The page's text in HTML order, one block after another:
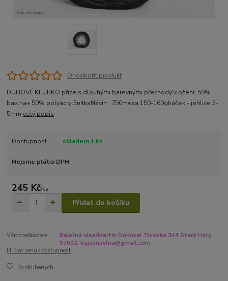
Ohodnotit produkt
DUHOVÉ KLUBKO příze s dlouhými barevnými přechodySložení: 50%
bavlna+ 50% polyacryl3nitkaNávin : 750m/cca 150-160gháček - jehlice 3-
5mm celý popis
Dostupnost skladem 1 ks
Nejsme plátci DPH
245 Kč/ks
Přidat do košíku
Výrobce/dovozce:
Báječná vlna/Martin Donoval Turecka 344 Staré Hory
97602, bajecnavlna@gmail.com
Hlídat cenu / dostupnost
Do oblíbených